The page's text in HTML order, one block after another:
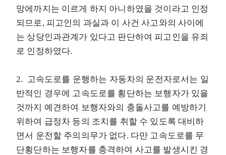
망에까지는 이르게 하지 아니하였을 것이라고 인정
되므로, 피고인의 과실과 이 사건 사고와의 사이에
는 상당인과관계가 있다고 판단하여 피고인을 유죄
로 인정하였다.
2. 고속도로를 운행하는 자동차의 운전자로서는 일
반적인 경우에 고속도로를 횡단하는 보행자가 있을
것까지 예견하여 보행자와의 충돌사고를 예방하기
위하여 급정차 등의 조치를 취할 수 있도록 대비하
면서 운전할 주의의무가 없다. 다만 고속도로를 무
단횡단하는 보행자를 충격하여 사고를 발생시킨 경